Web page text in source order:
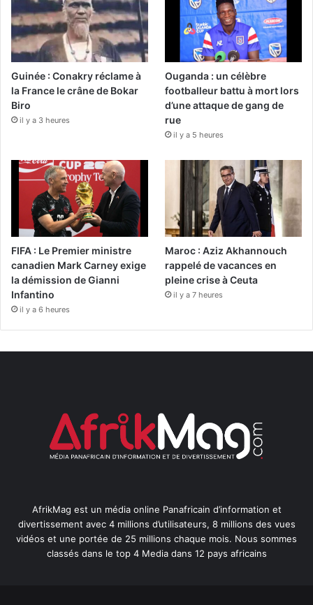
Guinée : Conakry réclame à
la France le crâne de Bokar
Biro
il y a 3 heures
Ouganda : un célèbre
footballeur battu à mort lors
d’une attaque de gang de
rue
il y a 5 heures
FIFA : Le Premier ministre
canadien Mark Carney exige
la démission de Gianni
Infantino
il y a 6 heures
Maroc : Aziz Akhannouch
rappelé de vacances en
pleine crise à Ceuta
il y a 7 heures
AfrikMag est un média online Panafricain d’information et
divertissement avec 4 millions d’utilisateurs, 8 millions des vues
vidéos et une portée de 25 millions chaque mois. Nous sommes
classés dans le top 4 Media dans 12 pays africains